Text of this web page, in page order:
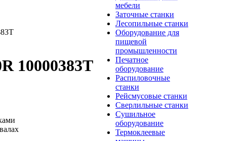
10000383T
мебели
Заточные станки
Лесопильные станки
Оборудование для
пищевой
промышленности
Печатное
оборудование
Распиловочные
станки
Рейсмусовые станки
Сверлильные станки
Сушильное
оборудование
Термоклеевые